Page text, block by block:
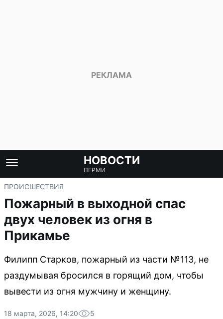
НОВОСТИ
ПЕРМИ
ПРОИСШЕСТВИЯ
Пожарный в выходной спас
двух человек из огня в
Прикамье
Филипп Старков, пожарный из части №113, не
раздумывая бросился в горящий дом, чтобы
вывести из огня мужчину и женщину.
18 марта, 2026, 14:20 5